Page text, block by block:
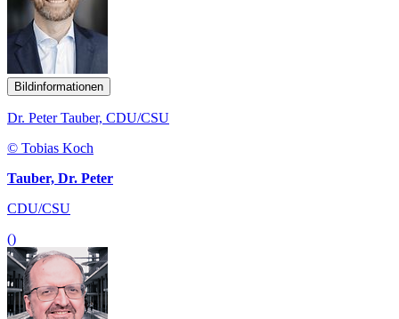
© Tobias Koch
Tauber, Dr. Peter
CDU/CSU
()
Bildinformationen
Thomas Lutze